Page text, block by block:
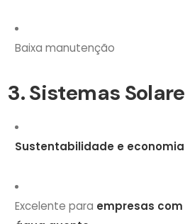
Baixa manutenção
3. Sistemas
Sustentabilidade e economia
Excelente para empresas